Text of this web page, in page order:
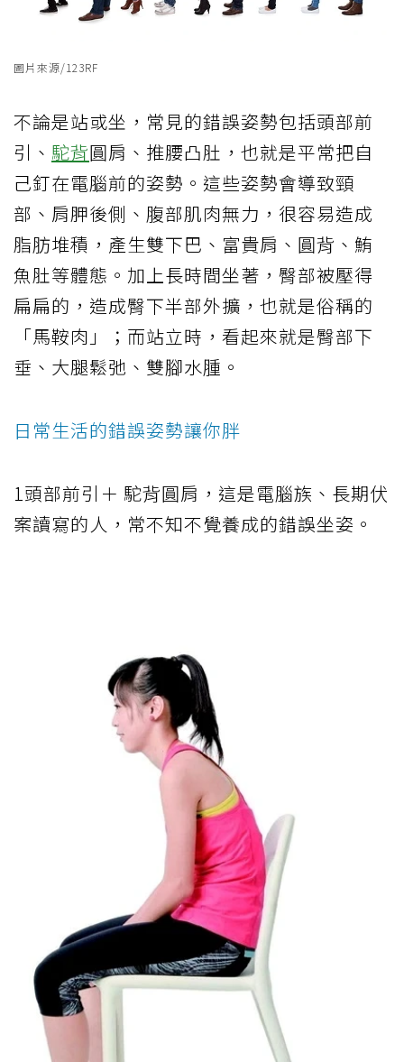
圖片來源/123RF
不論是站或坐，常見的錯誤姿勢包括頭部前
引、 駝背圓肩、推腰凸肚，也就是平常把自
己釘在電腦前的姿勢。這些姿勢會導致頸
部、肩胛後側、腹部肌肉無力，很容易造成
脂肪堆積，產生雙下巴、富貴肩、圓背、鮪
魚肚等體態。加上長時間坐著，臀部被壓得
扁扁的，造成臀下半部外擴，也就是俗稱的
「馬鞍肉」；而站立時，看起來就是臀部下
垂、大腿鬆弛、雙腳水腫。
日常生活的錯誤姿勢讓你胖
1頭部前引＋ 駝背圓肩，這是電腦族、長期伏
案讀寫的人，常不知不覺養成的錯誤坐姿。